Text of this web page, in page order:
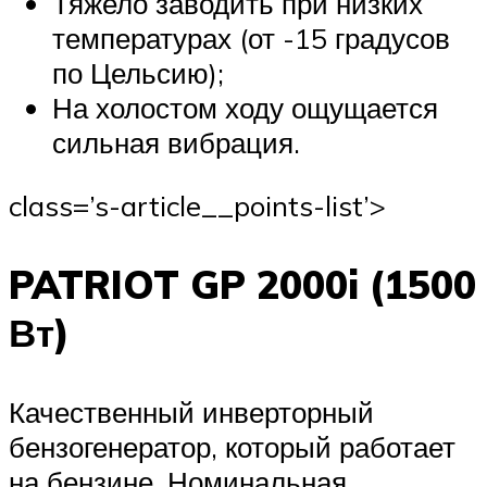
температурах (от -15 градусов
по Цельсию);
На холостом ходу ощущается
сильная вибрация.
class=’s-article__points-list’>
PATRIOT GP 2000i (1500
Вт)
Качественный инверторный
бензогенератор, который работает